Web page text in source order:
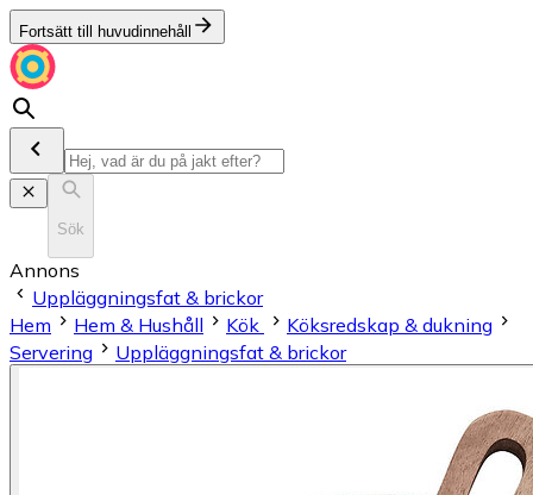
Fortsätt till huvudinnehåll
Sök
Annons
Uppläggningsfat & brickor
Hem
Hem & Hushåll Kök
Köksredskap & dukning
Servering
Uppläggningsfat & brickor